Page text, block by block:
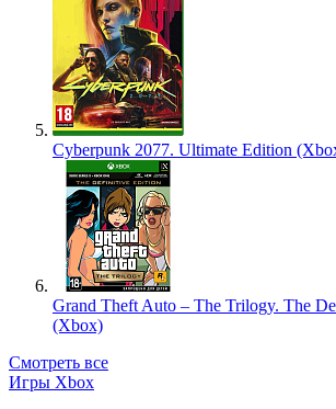
Cyberpunk 2077. Ultimate Edition
Grand Theft Auto – The Trilogy. The
(Xbox)
Смотреть все
Игры Xbox